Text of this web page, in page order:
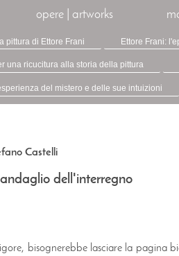
opere | artworks
pittura di Ettore Frani Ettore Frani:
una ricucitura alla storia della pittura
del mistero e delle sue intuizioni
Castelli
dell'interregno
bisognerebbe lasciare la pagina